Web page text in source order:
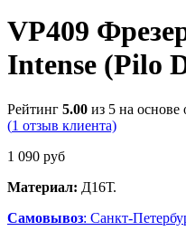
VP409
Intense (Pilo
Рейтинг 5.00 из 5 на основе
(1 отзыв клиента)
1 090 руб
Материал: Д16Т.
Самовывоз: Санкт-